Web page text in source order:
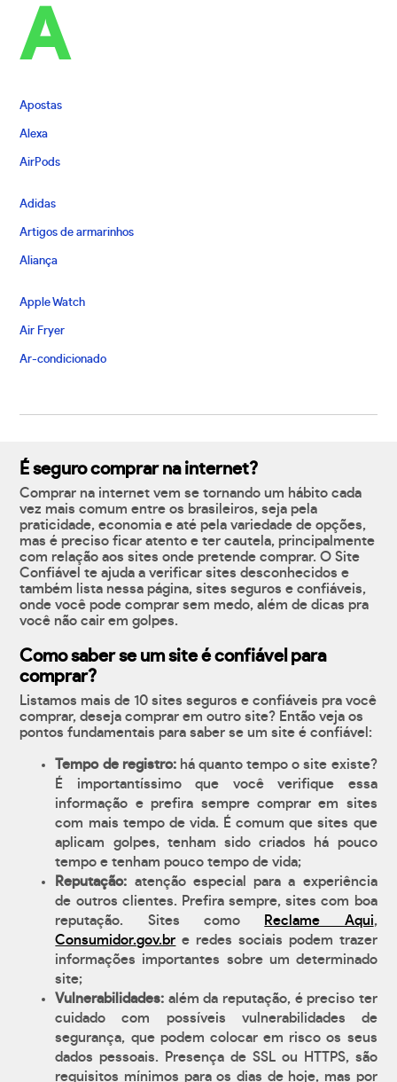
A
Apostas
Alexa
AirPods
Adidas
Artigos de armarinhos
Aliança
Apple Watch
Air Fryer
Ar-condicionado
É seguro comprar na internet?
Comprar na internet vem se tornando um hábito cada
vez mais comum entre os brasileiros, seja pela
praticidade, economia e até pela variedade de opções,
mas é preciso ficar atento e ter cautela, principalmente
com relação aos sites onde pretende comprar. O Site
Confiável te ajuda a verificar sites desconhecidos e
também lista nessa página, sites seguros e confiáveis,
onde você pode comprar sem medo, além de dicas pra
você não cair em golpes.
Como saber se um site é confiável para
comprar?
Listamos mais de 10 sites seguros e confiáveis pra você
comprar, deseja comprar em outro site? Então veja os
pontos fundamentais para saber se um site é confiável:
Tempo de registro:há quanto tempo o site existe?
É importantíssimo que você verifique essa
informação e prefira sempre comprar em sites
com mais tempo de vida. É comum que sites que
aplicam golpes, tenham sido criados há pouco
tempo e tenham pouco tempo de vida;
Reputação: atenção especial para a experiência
de outros clientes. Prefira sempre, sites com boa
reputação. Sites como
Reclame Aqui,
Consumidor.gov.br e redes sociais podem trazer
informações importantes sobre um determinado
site;
Vulnerabilidades: além da reputação, é preciso ter
cuidado com possíveis vulnerabilidades de
segurança, que podem colocar em risco os seus
dados pessoais. Presença de SSL ou HTTPS, são
requisitos mínimos para os dias de hoje, mas por